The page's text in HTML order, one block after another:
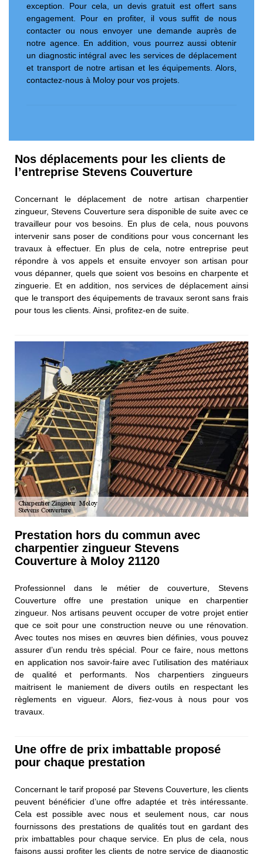
exception. Pour cela, un devis gratuit est offert sans
engagement. Pour en profiter, il vous suffit de nous
contacter ou nous envoyer une demande auprès de
notre agence. En addition, vous pourrez aussi obtenir
un diagnostic intégral avec les services de déplacement
et transport de notre artisan et les équipements. Alors,
contactez-nous à Moloy pour vos projets.
Nos déplacements pour les clients de
l’entreprise Stevens Couverture
Concernant le déplacement de notre artisan charpentier
zingueur, Stevens Couverture sera disponible de suite avec ce
travailleur pour vos besoins. En plus de cela, nous pouvons
intervenir sans poser de conditions pour vous concernant les
travaux à effectuer. En plus de cela, notre entreprise peut
répondre à vos appels et ensuite envoyer son artisan pour
vous dépanner, quels que soient vos besoins en charpente et
zinguerie. Et en addition, nos services de déplacement ainsi
que le transport des équipements de travaux seront sans frais
pour tous les clients. Ainsi, profitez-en de suite.
Prestation hors du commun avec
charpentier zingueur Stevens
Couverture à Moloy 21120
Professionnel dans le métier de couverture, Stevens
Couverture offre une prestation unique en charpentier
zingueur. Nos artisans peuvent occuper de votre projet entier
que ce soit pour une construction neuve ou une rénovation.
Avec toutes nos mises en œuvres bien définies, vous pouvez
assurer d’un rendu très spécial. Pour ce faire, nous mettons
en application nos savoir-faire avec l’utilisation des matériaux
de qualité et performants. Nos charpentiers zingueurs
maitrisent le maniement de divers outils en respectant les
règlements en vigueur. Alors, fiez-vous à nous pour vos
travaux.
Une offre de prix imbattable proposé
pour chaque prestation
Concernant le tarif proposé par Stevens Couverture, les clients
peuvent bénéficier d’une offre adaptée et très intéressante.
Cela est possible avec nous et seulement nous, car nous
fournissons des prestations de qualités tout en gardant des
prix imbattables pour chaque service. En plus de cela, nous
faisons aussi profiter les clients de notre service de diagnostic